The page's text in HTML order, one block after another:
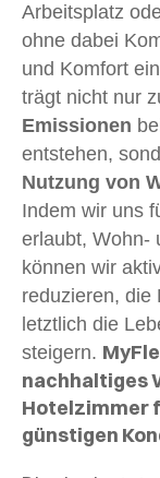
Arbeitsplatz
ohne dabei
und Komfort
trägt nicht nur
Emissionen
entstehen,
Nutzung von
Indem wir uns
erlaubt, Wohn-
können wir
reduzieren, die
letztlich die
steigern.
nachhaltiges
Hotelzimmer
günstigen